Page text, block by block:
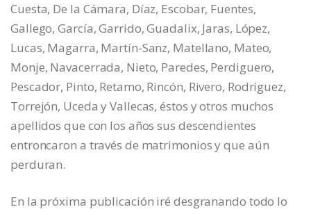
Cuesta, De la Cámara, Díaz, Escobar, Fuentes,
Gallego, García, Garrido, Guadalix, Jaras, López,
Lucas, Magarra, Martín-Sanz, Matellano, Mateo,
Monje, Navacerrada, Nieto, Paredes, Perdiguero,
Pescador, Pinto, Retamo, Rincón, Rivero, Rodríguez,
Torrejón, Uceda y Vallecas, éstos y otros muchos
apellidos que con los años sus descendientes
entroncaron a través de matrimonios y que aún
perduran.
En la próxima publicación iré desgranando todo lo